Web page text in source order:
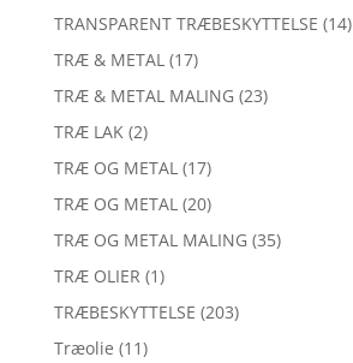
TRANSPARENT TRÆBESKYTTELSE (14)
TRÆ & METAL (17)
TRÆ & METAL MALING (23)
TRÆ LAK (2)
TRÆ OG METAL (17)
TRÆ OG METAL (20)
TRÆ OG METAL MALING (35)
TRÆ OLIER (1)
TRÆBESKYTTELSE (203)
Træolie (11)